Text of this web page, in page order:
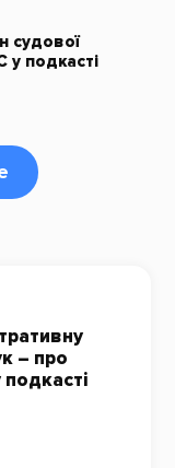
судової
подкасті
– про